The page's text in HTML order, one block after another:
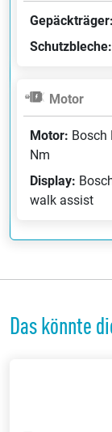
Gepäckträger:
Schutzbleche:
Motor
Motor: Bosch
Nm
Display:
walk assist
Das könnte